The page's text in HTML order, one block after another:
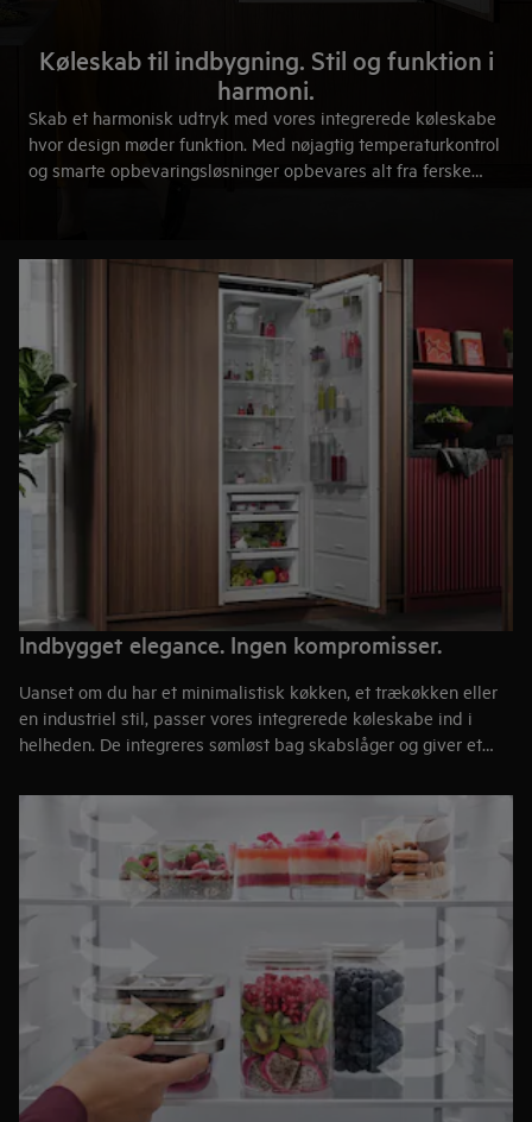
Køleskab til indbygning. Stil og funktion i
harmoni.
Skab et harmonisk udtryk med vores integrerede køleskabe
hvor design møder funktion. Med nøjagtig temperaturkontrol
og smarte opbevaringsløsninger opbevares alt fra ferske
Indbygget elegance. Ingen kompromisser.
Uanset om du har et minimalistisk køkken, et trækøkken eller
en industriel stil, passer vores integrerede køleskabe ind i
helheden. De integreres sømløst bag skabslåger og giver et
funktion og æstetik mødes og giver et luksuriøst
helhedsindtryk. Køleskabet kan også kombineres med en
integreret fryser
.